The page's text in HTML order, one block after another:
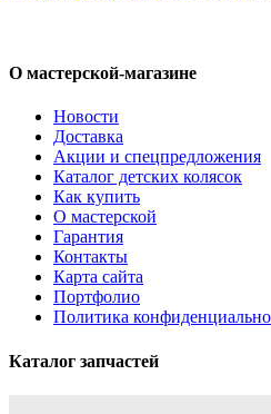
О мастерской-магазине
Новости
Доставка
Акции и спецпредложения
Каталог детских колясок
Как купить
О мастерской
Гарантия
Контакты
Карта сайта
Портфолио
Политика
Каталог запчастей